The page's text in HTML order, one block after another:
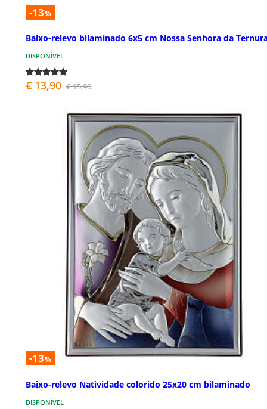
-13%
Baixo-relevo bilaminado 6x5 cm Nossa Senhora da
DISPONÍVEL
€ 13,90 € 15,90
-13%
Baixo-relevo Natividade colorido 25x20 cm bilaminado
DISPONÍVEL